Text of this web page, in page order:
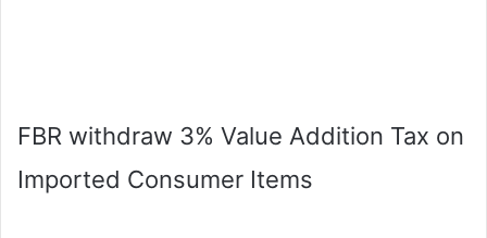
FBR withdraw 3% Value Addition Tax on
Imported Consumer Items